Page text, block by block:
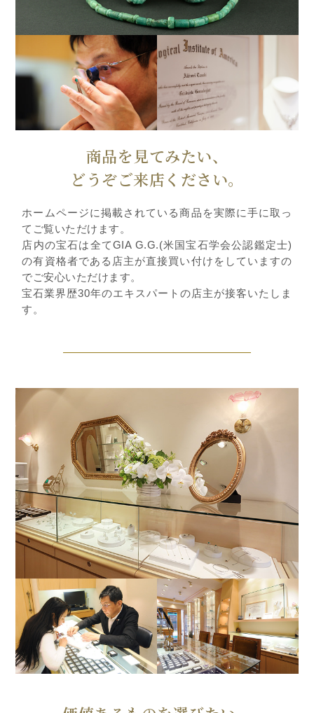
商品を見てみたい、
どうぞご来店ください。
ホームページに掲載されている商品を実際に手に取っ
てご覧いただけます。
店内の宝石は全てGIA G.G.(米国宝石学会公認鑑定士)
の有資格者である店主が直接買い付けをしていますの
でご安心いただけます。
宝石業界歴30年のエキスパートの店主が接客いたしま
す。